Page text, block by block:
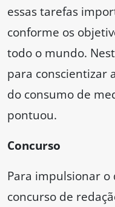
essas tarefas
conforme os
todo o mundo.
para conscientizar
do consumo de
pontuou.
Concurso
Para impulsionar o
concurso de